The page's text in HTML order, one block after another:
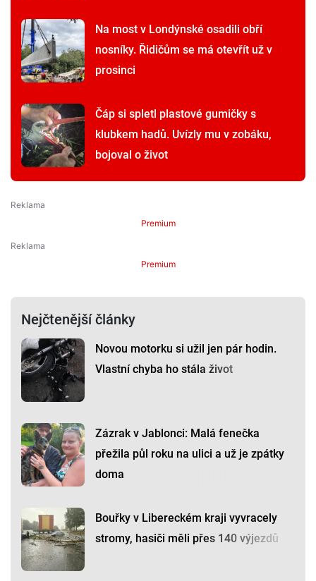
Na most v Londýnské osadili obří
nosníky. Řidičům se má otevřít už v
prosinci
Čáp si spletl plastové gumičky s
klubkem hadů. Uvízly mu v zobáku,
bojoval o život
Premium
Premium
Nejčtenější články
Novou motorku si užil jen pár hodin.
Vlastní chyba ho stála život
Zázrak v Jablonci: Malá fenečka
přežila půl roku na ulici a už je zpátky
doma
Bouřky v Libereckém kraji vyvracely
stromy, hasiči měli přes 140 výjezdů